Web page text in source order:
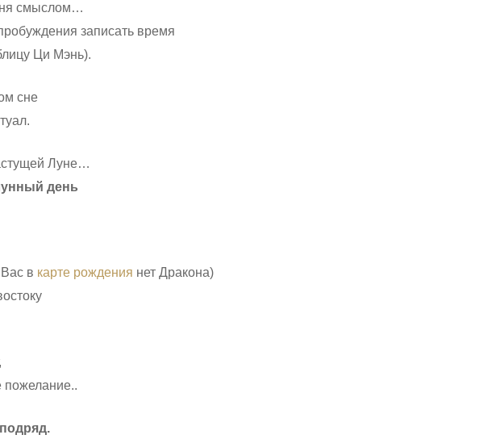
смыслом…
записать время
Ци Мэнь).
сне
Луне…
день
в карте рождения нет Дракона)
пожелание..